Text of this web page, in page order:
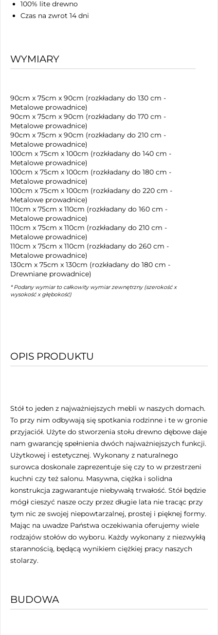
100% lite drewno
Czas na zwrot 14 dni
WYMIARY
90cm x 75cm x 90cm (rozkładany do 130 cm -
Metalowe prowadnice)
90cm x 75cm x 90cm (rozkładany do 170 cm -
Metalowe prowadnice)
90cm x 75cm x 90cm (rozkładany do 210 cm -
Metalowe prowadnice)
100cm x 75cm x 100cm (rozkładany do 140 cm -
Metalowe prowadnice)
100cm x 75cm x 100cm (rozkładany do 180 cm -
Metalowe prowadnice)
100cm x 75cm x 100cm (rozkładany do 220 cm -
Metalowe prowadnice)
110cm x 75cm x 110cm (rozkładany do 160 cm -
Metalowe prowadnice)
110cm x 75cm x 110cm (rozkładany do 210 cm -
Metalowe prowadnice)
110cm x 75cm x 110cm (rozkładany do 260 cm -
Metalowe prowadnice)
130cm x 75cm x 130cm (rozkładany do 180 cm -
Drewniane prowadnice)
* Podany wymiar to całkowity wymiar zewnętrzny (szerokość x
wysokość x głębokość)
OPIS PRODUKTU
Stół to jeden z najważniejszych mebli w naszych domach.
To przy nim odbywają się spotkania rodzinne i te w gronie
przyjaciół. Użyte do stworzenia stołu drewno dębowe daje
nam gwarancję spełnienia dwóch najważniejszych funkcji.
Użytkowej i estetycznej. Wykonany z naturalnego
surowca doskonale zaprezentuje się czy to w przestrzeni
kuchni czy też salonu. Masywna, ciężka i solidna
konstrukcja zagwarantuje niebywałą trwałość. Stół będzie
mógł cieszyć nasze oczy przez długie lata nie tracąc przy
tym nic ze swojej niepowtarzalnej, prostej i pięknej formy.
Mając na uwadze Państwa oczekiwania oferujemy wiele
rodzajów stołów do wyboru. Każdy wykonany z niezwykłą
starannością, będącą wynikiem ciężkiej pracy naszych
stolarzy.
BUDOWA